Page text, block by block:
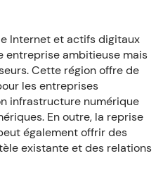
Internet et actifs digitaux
entreprise ambitieuse mais
Cette région offre de
les entreprises
infrastructure numérique
En outre, la reprise
également offrir des
existante et des relations